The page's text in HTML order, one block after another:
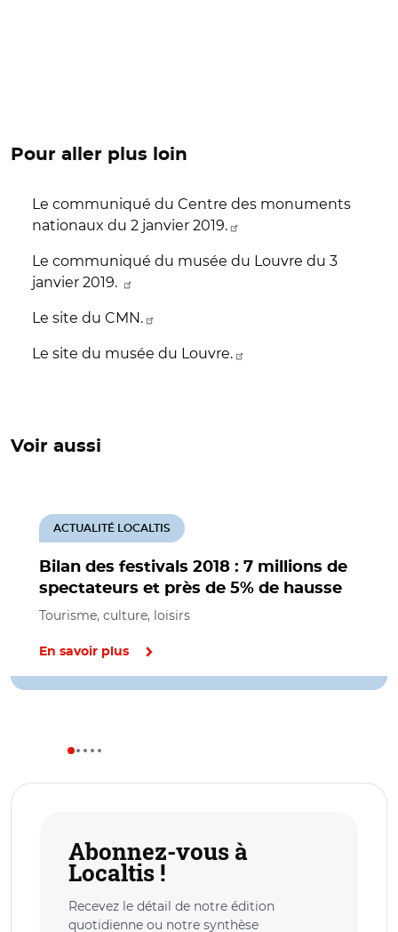
Pour aller plus loin
Le communiqué du Centre des monuments
nationaux du 2 janvier 2019.
Le communiqué du musée du Louvre du 3
janvier 2019.
Le site du CMN.
Le site du musée du Louvre.
Voir aussi
Bilan des festivals 2018 : 7 millions de
spectateurs et près de 5% de hausse
ACTUALITÉ LOCALTIS
Tourisme, culture, loisirs
En savoir plus
Abonnez-vous à
Localtis !
Recevez le détail de notre édition
quotidienne ou notre synthèse